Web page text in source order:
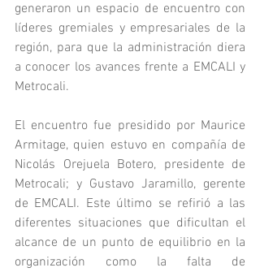
generaron un espacio de encuentro con
líderes gremiales y empresariales de la
región, para que la administración diera
a conocer los avances frente a EMCALI y
Metrocali.
El encuentro fue presidido por Maurice
Armitage, quien estuvo en compañía de
Nicolás Orejuela Botero, presidente de
Metrocali; y Gustavo Jaramillo, gerente
de EMCALI. Este último se refirió a las
diferentes situaciones que dificultan el
alcance de un punto de equilibrio en la
organización como la falta de